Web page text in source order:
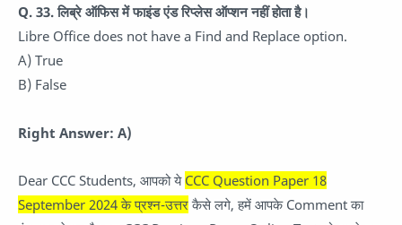
Q. 33. लिब्रे ऑफिस में फाइंड एंड रिप्लेस ऑप्शन नहीं होता है।
Libre Office does not have a Find and Replace option.
A) True
B) False
Right Answer: A)
Dear CCC Students, आपको ये CCC Question Paper 18
September 2024 के प्रश्न-उत्तरकैसे लगे, हमें आपके Comment का